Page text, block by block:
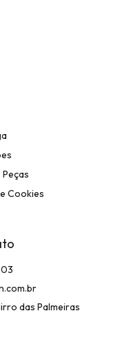
Cookies
das Palmeiras